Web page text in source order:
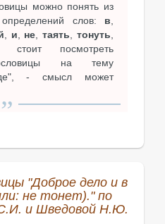
можно понять из
слов: в,
, и, не,таять,тонуть,
посмотреть
на тему
- смысл может
"Доброе дело и в
не тонет)." по
и Шведовой Н.Ю.